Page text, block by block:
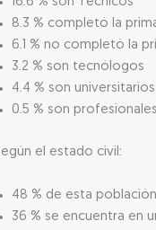
8.3 % completó la
6.1 % no completó la
3.2 % son tecnólogos
4.4 % son universitarios
0.5 % son profesionales
el estado civil:
48 % de esta
36 % se encuentra en